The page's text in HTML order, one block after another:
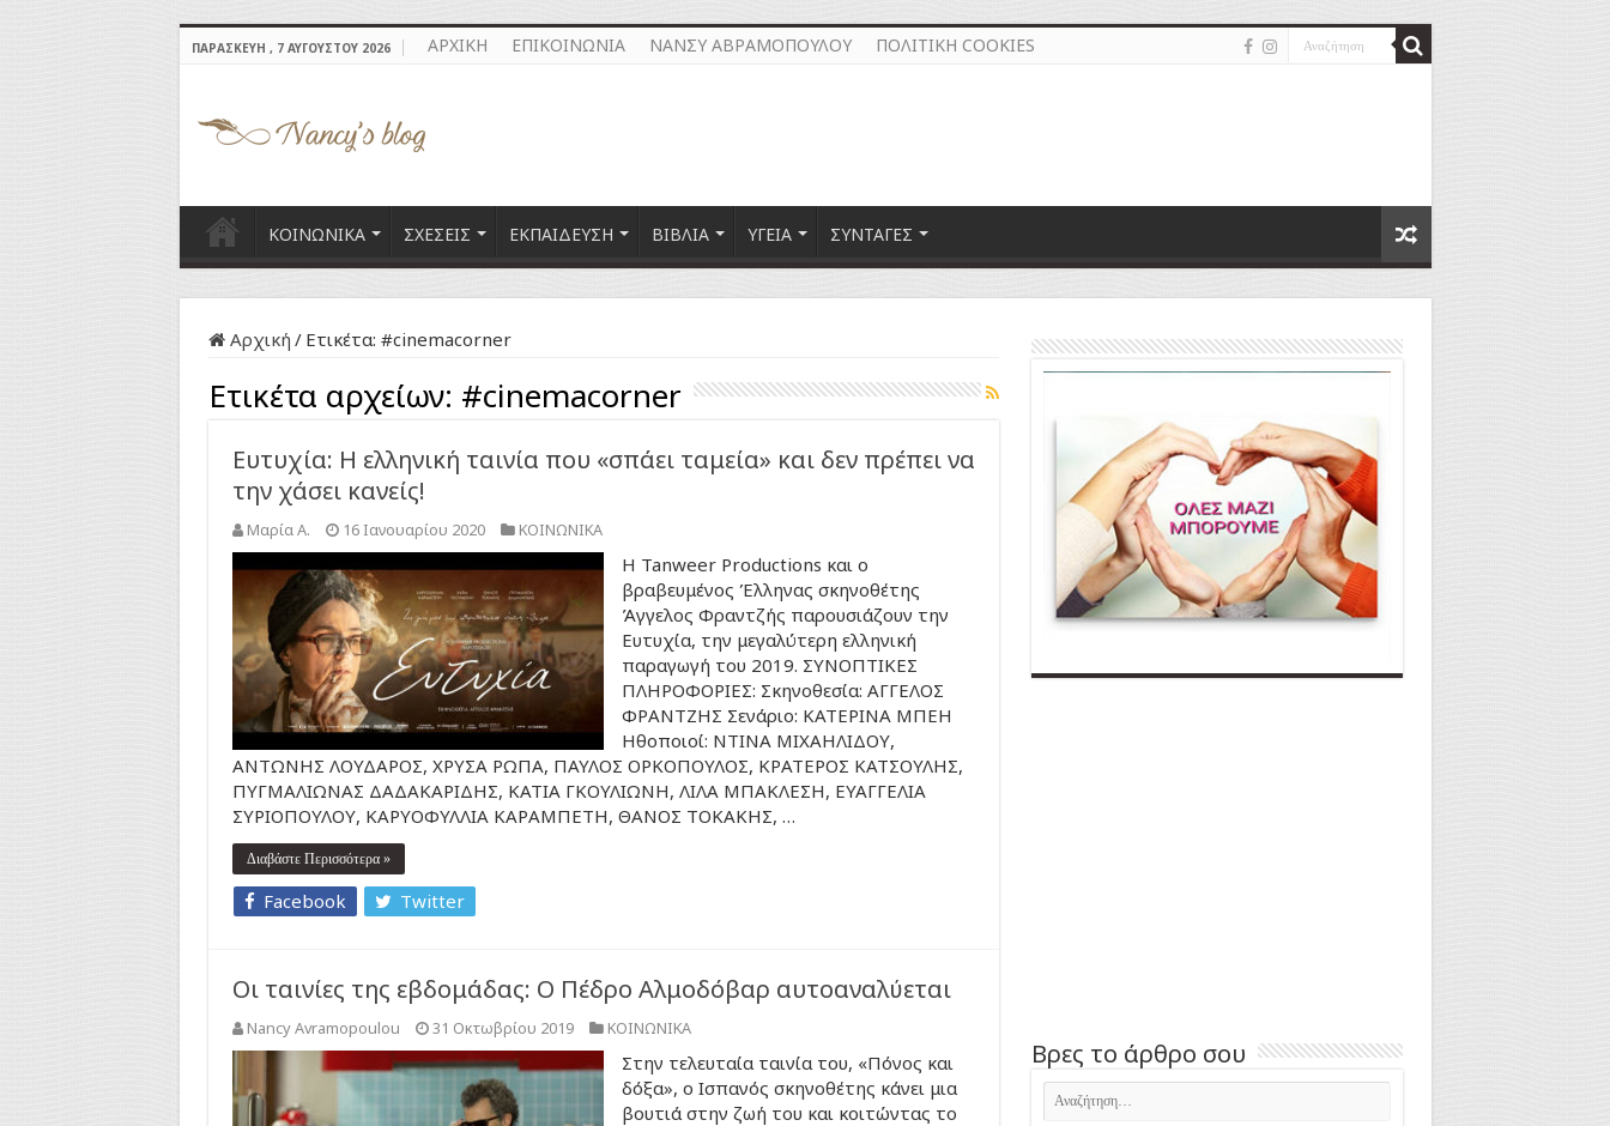
ΠΑΡΑΣΚΕΥΉ , 7 ΑΥΓΟΎΣΤΟΥ 2026 ΑΡΧΙΚΗ ΕΠΙΚΟΙΝΩΝΙΑ ΝΑΝΣΥ ΑΒΡΑΜΟΠΟΥΛΟΥ ΠΟΛΙΤΙΚΗ COOKIES
ΚΟΙΝΩΝΙΚΑ ΣΧΕΣΕΙΣ ΕΚΠΑΙΔΕΥΣΗ ΒΙΒΛΙΑ ΥΓΕΙΑ ΣΥΝΤΑΓΕΣ
Αρχική / Ετικέτα: #cinemacorner
Ετικέτα αρχείων: #cinemacorner
Ευτυχία: Η ελληνική ταινία που «σπάει ταμεία» και δεν πρέπει να
την χάσει κανείς!
Μαρία Α. 16 Ιανουαρίου 2020 ΚΟΙΝΩΝΙΚΑ
Η Tanweer Productions και ο
βραβευμένος Έλληνας σκηνοθέτης
Άγγελος Φραντζής παρουσιάζουν την
Ευτυχία, την μεγαλύτερη ελληνική
παραγωγή του 2019. ΣΥΝΟΠΤΙΚΕΣ
ΠΛΗΡΟΦΟΡΙΕΣ: Σκηνοθεσία: ΑΓΓΕΛΟΣ
ΦΡΑΝΤΖΗΣ Σενάριο: ΚΑΤΕΡΙΝΑ ΜΠΕΗ
Ηθοποιοί: ΝΤΙΝΑ ΜΙΧΑΗΛΙΔΟΥ,
ΑΝΤΩΝΗΣ ΛΟΥΔΑΡΟΣ, ΧΡΥΣΑ ΡΩΠΑ, ΠΑΥΛΟΣ ΟΡΚΟΠΟΥΛΟΣ, ΚΡΑΤΕΡΟΣ ΚΑΤΣΟΥΛΗΣ,
ΠΥΓΜΑΛΙΩΝΑΣ ΔΑΔΑΚΑΡΙΔΗΣ, ΚΑΤΙΑ ΓΚΟΥΛΙΩΝΗ, ΛΙΛΑ ΜΠΑΚΛΕΣΗ, ΕΥΑΓΓΕΛΙΑ
ΣΥΡΙΟΠΟΥΛΟΥ, ΚΑΡΥΟΦΥΛΛΙΑ ΚΑΡΑΜΠΕΤΗ, ΘΑΝΟΣ ΤΟΚΑΚΗΣ, …
Διαβάστε Περισσότερα »
Facebook Twitter
Οι ταινίες της εβδομάδας: Ο Πέδρο Αλμοδόβαρ αυτοαναλύεται
Nancy Avramopoulou 31 Οκτωβρίου 2019 ΚΟΙΝΩΝΙΚΑ
Στην τελευταία ταινία του, «Πόνος και
δόξα», ο Ισπανός σκηνοθέτης κάνει μια
βουτιά στην ζωή του και κοιτώντας το
Βρες το άρθρο σου